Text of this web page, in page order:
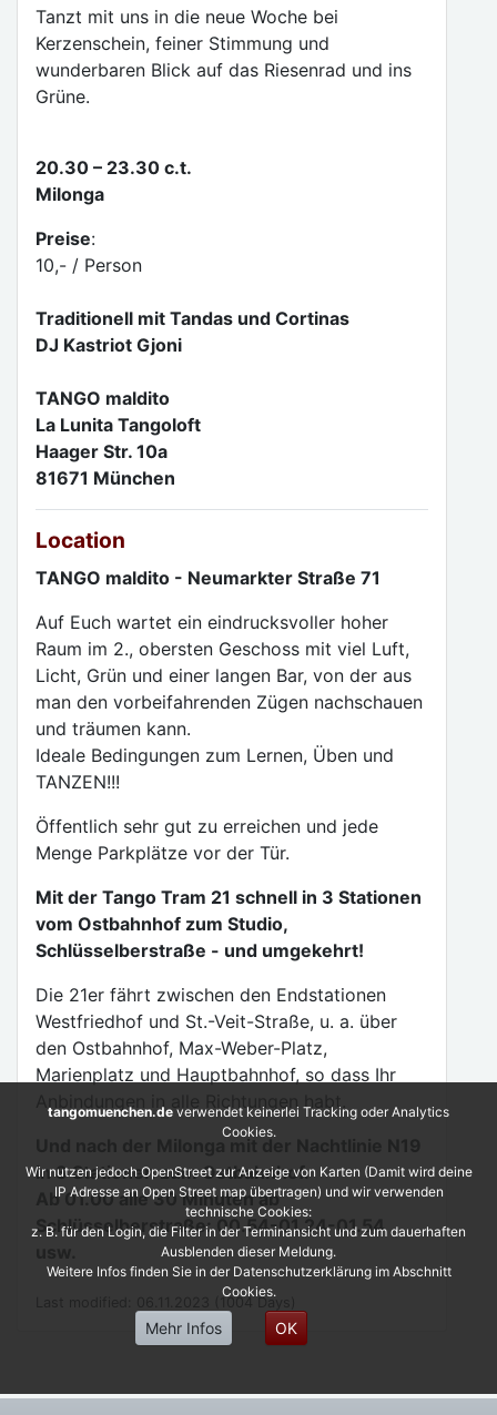
Tanzt mit uns in die neue Woche bei
Kerzenschein, feiner Stimmung und
wunderbaren Blick auf das Riesenrad und ins
Grüne.
20.30 – 23.30 c.t.
Milonga
Preise:
10,- / Person
Traditionell mit Tandas und Cortinas
DJ Kastriot Gjoni
TANGO maldito
La Lunita Tangoloft
Haager Str. 10a
81671 München
Location
TANGO maldito - Neumarkter Straße 71
Auf Euch wartet ein eindrucksvoller hoher
Raum im 2., obersten Geschoss mit viel Luft,
Licht, Grün und einer langen Bar, von der aus
man den vorbeifahrenden Zügen nachschauen
und träumen kann.
Ideale Bedingungen zum Lernen, Üben und
TANZEN!!!
Öffentlich sehr gut zu erreichen und jede
Menge Parkplätze vor der Tür.
Mit der Tango Tram 21 schnell in 3 Stationen
vom Ostbahnhof zum Studio,
Schlüsselberstraße - und umgekehrt!
Die 21er fährt zwischen den Endstationen
Westfriedhof und St.-Veit-Straße, u. a. über
den Ostbahnhof, Max-Weber-Platz,
Marienplatz und Hauptbahnhof, so dass Ihr
Anbindungen in alle Richtungen habt.
in 3 Stationen zum Ostbahnhof.
Ab 01.00 alle 30 Minuten ab
Schlüsselberstraße: 00.54-01.24-01.54
Last modified: 06.11.2023 (1004 Days)
tangomuenchen.de verwendet keinerlei Tracking oder Analytics
Cookies.
Wir nutzen jedoch OpenStreet zur Anzeige von Karten (Damit wird deine
IP Adresse an Open Street map übertragen) und wir verwenden
technische Cookies:
z. B. für den Login, die Filter in der Terminansicht und zum dauerhaften
Ausblenden dieser Meldung.
Weitere Infos finden Sie in der Datenschutzerklärung im Abschnitt
Cookies.
Mehr Infos OK